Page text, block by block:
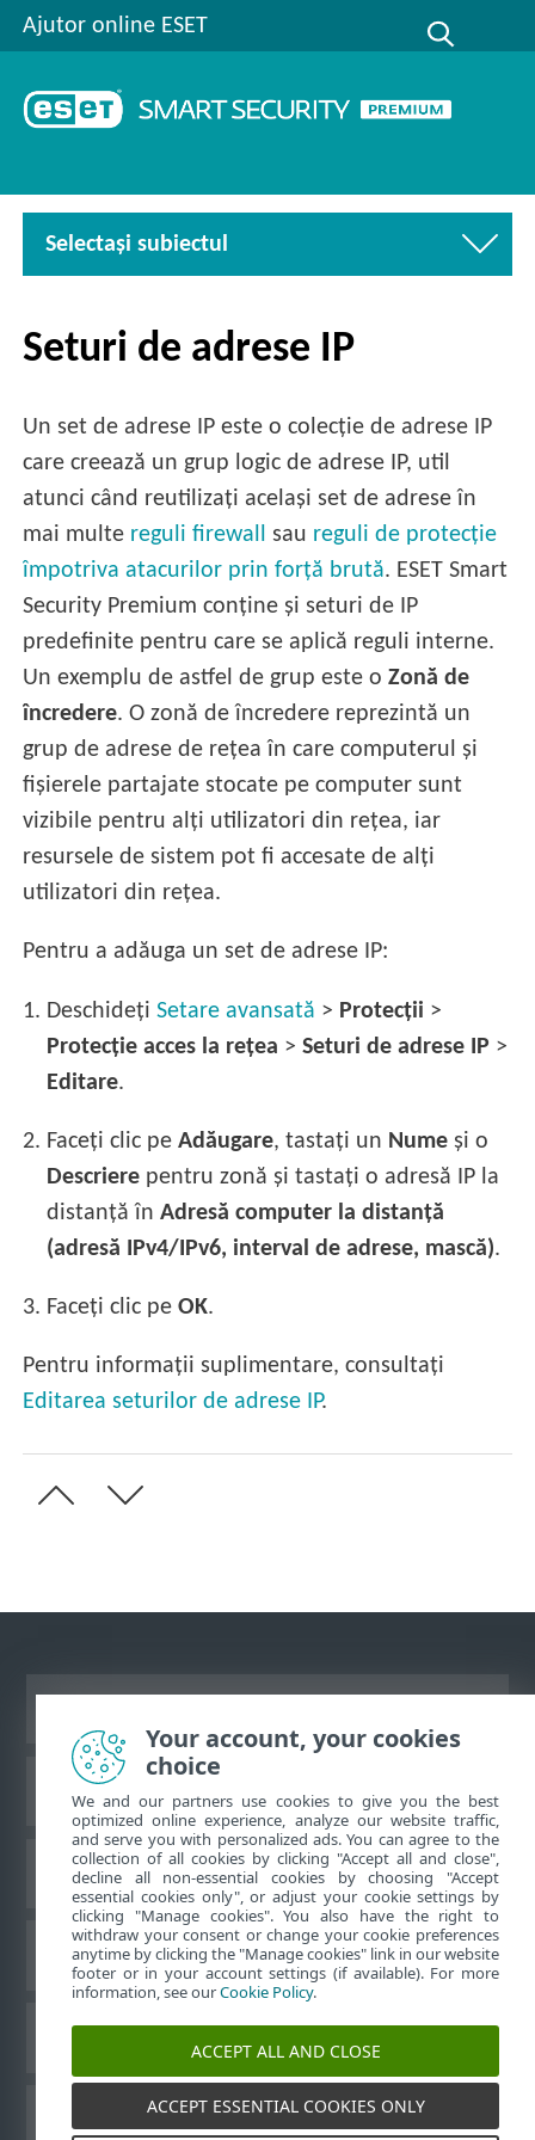
Ajutor online ESET
Selectaşi subiectul
Seturi de adrese IP
Un set de adrese IP este o colecție de adrese IP
care creează un grup logic de adrese IP, util
atunci când reutilizați același set de adrese în
mai multe reguli firewall sau reguli de protecție
împotriva atacurilor prin forță brută. ESET Smart
Security Premium conține și seturi de IP
predefinite pentru care se aplică reguli interne.
Un exemplu de astfel de grup este oZonă de
încredere. O zonă de încredere reprezintă un
grup de adrese de rețea în care computerul și
fișierele partajate stocate pe computer sunt
vizibile pentru alți utilizatori din rețea, iar
resursele de sistem pot fi accesate de alți
utilizatori din rețea.
Pentru a adăuga un set de adrese IP:
1. DeschidețiSetare avansată > Protecții >
Protecție acces la rețea >Seturi de adrese IP >
Editare.
2. Faceți clic peAdăugare, tastați un Nume și o
Descriere pentru zonă și tastați o adresă IP la
distanță înAdresă computer la distanță
(adresă IPv4/IPv6, interval de adrese, mască).
3. Faceți clic peOK.
Pentru informații suplimentare, consultați
Editarea seturilor de adrese IP.
Baza de cunoştinţe ESET
Forum ESET
Asistenţă regională
Alte produse ESET
Your account, your cookies
choice
We and our partners use cookies to give you the best
optimized online experience, analyze our website traffic,
and serve you with personalized ads. You can agree to the
collection of all cookies by clicking "Accept all and close",
decline all non-essential cookies by choosing "Accept
essential cookies only", or adjust your cookie settings by
clicking "Manage cookies". You also have the right to
withdraw your consent or change your cookie preferences
anytime by clicking the "Manage cookies" link in our website
footer or in your account settings (if available). For more
information, see ourCookie Policy.
ACCEPT ALL AND CLOSE
ACCEPT ESSENTIAL COOKIES ONLY